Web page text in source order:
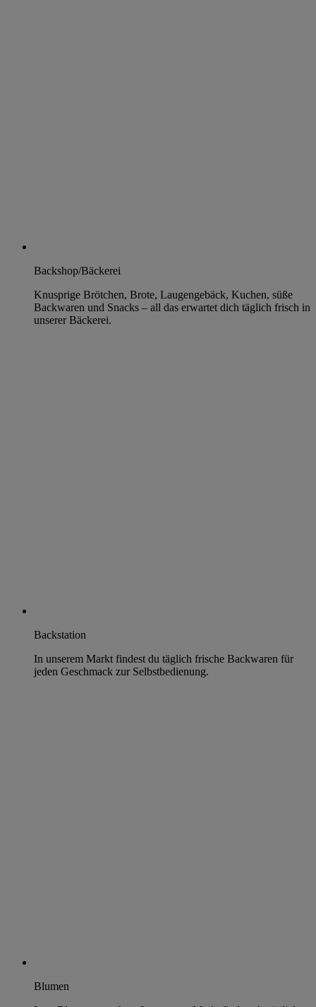
Backshop/Bäckerei
Knusprige Brötchen, Brote, Laugengebäck, Kuchen, süße
Backwaren und Snacks – all das erwartet dich täglich frisch in
unserer Bäckerei.
Backstation
In unserem Markt findest du täglich frische Backwaren für
jeden Geschmack zur Selbstbedienung.
Blumen